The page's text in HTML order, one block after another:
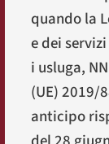
quando la
e dei
i usluga,
(UE) 2019/
anticipo